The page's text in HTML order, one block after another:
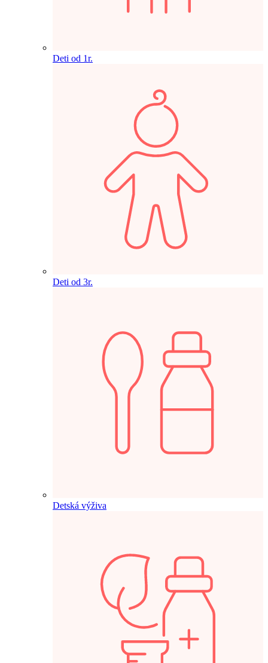
Deti od 1r.
Deti od 3r.
Detská výživa